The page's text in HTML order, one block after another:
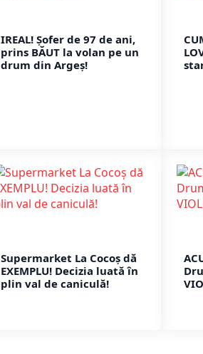
IREAL! Șofer de 97 de ani,
prins BĂUT la volan pe un
drum din Argeș!
Supermarket La Cocoș dă
EXEMPLU! Decizia luată în
plin val de caniculă!